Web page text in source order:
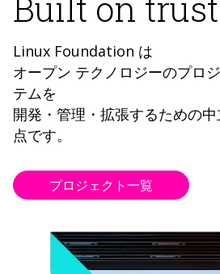
Linux Foundation は
オープン テクノロジーのプロ
テムを
開発・管理・拡張するための
点です。
プロジェクト一覧